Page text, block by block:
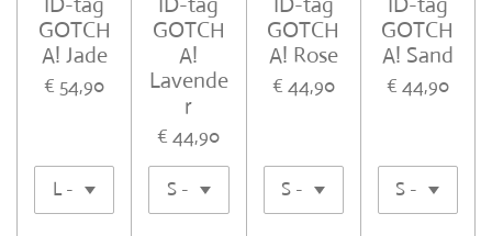
GOTCH
A! Jade
€ 54,90
GOTCH
A!
Lavende
r
€ 44,90
GOTCH
A! Rose
€ 44,90
GOTCH
A! Sand
€ 44,90